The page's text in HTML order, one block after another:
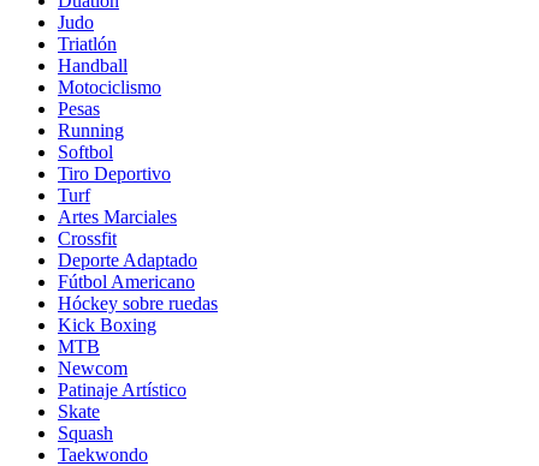
Judo
Triatlón
Handball
Motociclismo
Pesas
Running
Softbol
Tiro Deportivo
Turf
Artes Marciales
Crossfit
Deporte Adaptado
Fútbol Americano
Hóckey sobre ruedas
Kick Boxing
MTB
Newcom
Patinaje Artístico
Skate
Squash
Taekwondo